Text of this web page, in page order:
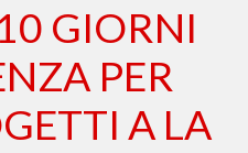
GIORNI
PER
A LA